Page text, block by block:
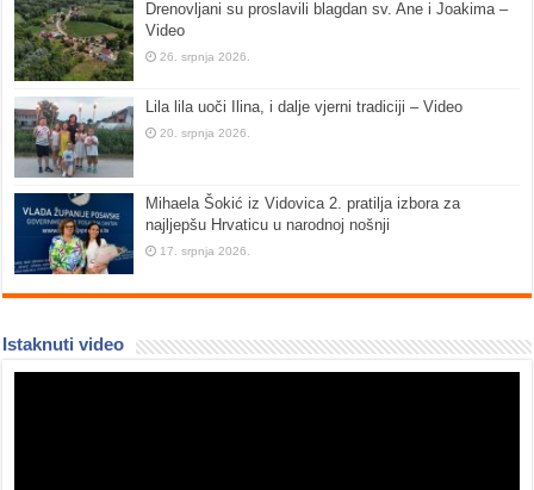
Drenovljani su proslavili blagdan sv. Ane i Joakima –
Video
26. srpnja 2026.
Lila lila uoči Ilina, i dalje vjerni tradiciji – Video
20. srpnja 2026.
Mihaela Šokić iz Vidovica 2. pratilja izbora za
najljepšu Hrvaticu u narodnoj nošnji
17. srpnja 2026.
Istaknuti video